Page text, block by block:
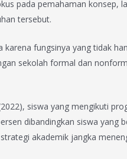
pada pemahaman konsep,
tersebut.
fungsinya yang tidak
sekolah formal dan
siswa yang mengikuti
dibandingkan siswa yang
akademik jangka